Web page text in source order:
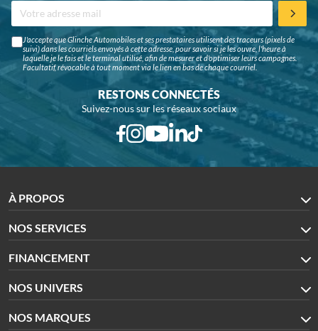
J'accepte que Glinche Automobiles et ses prestataires utilisent des traceurs (pixels de
suivi) dans les courriels envoyés à cette adresse, pour savoir si je les ouvre, l'heure à
laquelle je le fais et le terminal utilisé, afin de mesurer et d'optimiser leurs campagnes.
Facultatif, révocable à tout moment via le lien en bas de chaque courriel.
RESTONS CONNECTÉS
Suivez-nous sur les réseaux sociaux
À PROPOS
NOS SERVICES
FINANCEMENT
NOS UNIVERS
NOS MARQUES